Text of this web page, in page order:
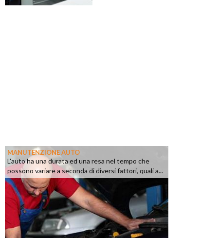
MANUTENZIONE AUTO
L'auto ha una durata ed una resa nel tempo che
possono variare a seconda di diversi fattori, quali a...